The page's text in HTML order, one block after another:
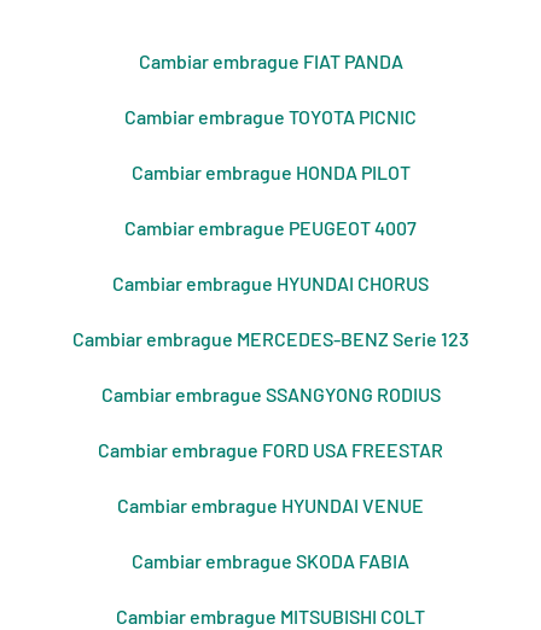
Cambiar embrague FIAT PANDA
Cambiar embrague TOYOTA PICNIC
Cambiar embrague HONDA PILOT
Cambiar embrague PEUGEOT 4007
Cambiar embrague HYUNDAI CHORUS
Cambiar embrague MERCEDES-BENZ Serie 123
Cambiar embrague SSANGYONG RODIUS
Cambiar embrague FORD USA FREESTAR
Cambiar embrague HYUNDAI VENUE
Cambiar embrague SKODA FABIA
Cambiar embrague MITSUBISHI COLT